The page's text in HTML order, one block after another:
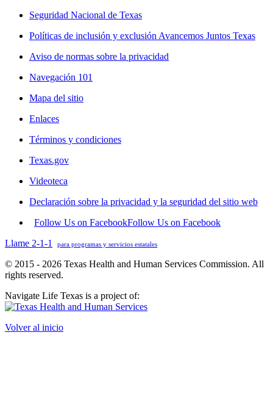
Seguridad Nacional de Texas
Políticas de inclusión y exclusión Avancemos Juntos Texas
Aviso de normas sobre la privacidad
Navegación 101
Mapa del sitio
Enlaces
Términos y condiciones
Texas.gov
Videoteca
Declaración sobre la privacidad y la seguridad del sitio web
Follow Us on FacebookFollow Us on Facebook
Llame 2-1-1
para programas y servicios estatales
© 2015 - 2026 Texas Health and Human Services Commission. All
rights reserved.
Navigate Life Texas is a project of:
Volver al inicio